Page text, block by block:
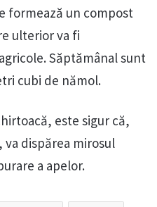
formează un compost
ulterior va fi
Săptămânal sunt
cubi de nămol.
este sigur că,
dispărea mirosul
a apelor.